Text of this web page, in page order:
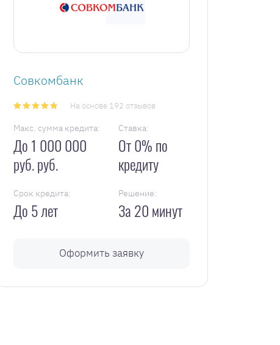
Совкомбанк
На основе 192 отзывов
Макс. сумма кредита:
До 1 000 000
руб. руб.
Ставка:
От 0% по
кредиту
Срок кредита:
До 5 лет
Решение:
За 20 минут
Оформить заявку